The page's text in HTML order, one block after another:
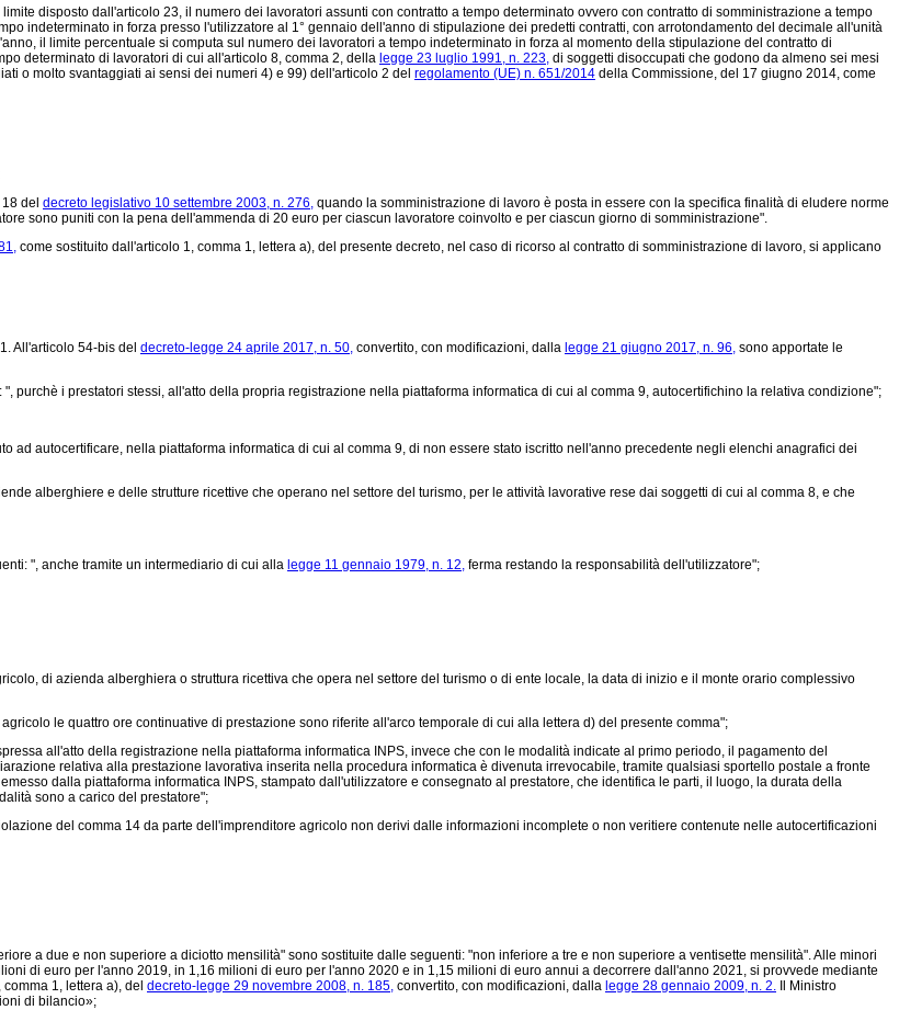
disposto dall'articolo 23, il numero dei lavoratori assunti con contratto a tempo determinato ovvero con contratto di somministrazione a tempo
indeterminato in forza presso l'utilizzatore al 1° gennaio dell'anno di stipulazione dei predetti contratti, con arrotondamento del decimale all'unità
il limite percentuale si computa sul numero dei lavoratori a tempo indeterminato in forza al momento della stipulazione del contratto di
determinato di lavoratori di cui all'articolo 8, comma 2, della legge 23 luglio 1991, n. 223, di soggetti disoccupati che godono da almeno sei mesi
o molto svantaggiati ai sensi dei numeri 4) e 99) dell'articolo 2 del regolamento (UE) n. 651/2014 della Commissione, del 17 giugno 2014, come
del decreto legislativo 10 settembre 2003, n. 276, quando la somministrazione di lavoro è posta in essere con la specifica finalità di eludere norme
sono puniti con la pena dell'ammenda di 20 euro per ciascun lavoratore coinvolto e per ciascun giorno di somministrazione".
come sostituito dall'articolo 1, comma 1, lettera a), del presente decreto, nel caso di ricorso al contratto di somministrazione di lavoro, si applicano
All'articolo 54-bis del decreto-legge 24 aprile 2017, n. 50, convertito, con modificazioni, dalla legge 21 giugno 2017, n. 96, sono apportate le
i prestatori stessi, all'atto della propria registrazione nella piattaforma informatica di cui al comma 9, autocertifichino la relativa condizione";
autocertificare, nella piattaforma informatica di cui al comma 9, di non essere stato iscritto nell'anno precedente negli elenchi anagrafici dei
alberghiere e delle strutture ricettive che operano nel settore del turismo, per le attività lavorative rese dai soggetti di cui al comma 8, e che
", anche tramite un intermediario di cui alla legge 11 gennaio 1979, n. 12, ferma restando la responsabilità dell'utilizzatore";
di azienda alberghiera o struttura ricettiva che opera nel settore del turismo o di ente locale, la data di inizio e il monte orario complessivo
le quattro ore continuative di prestazione sono riferite all'arco temporale di cui alla lettera d) del presente comma";
all'atto della registrazione nella piattaforma informatica INPS, invece che con le modalità indicate al primo periodo, il pagamento del
relativa alla prestazione lavorativa inserita nella procedura informatica è divenuta irrevocabile, tramite qualsiasi sportello postale a fronte
dalla piattaforma informatica INPS, stampato dall'utilizzatore e consegnato al prestatore, che identifica le parti, il luogo, la durata della
sono a carico del prestatore";
del comma 14 da parte dell'imprenditore agricolo non derivi dalle informazioni incomplete o non veritiere contenute nelle autocertificazioni
a due e non superiore a diciotto mensilità" sono sostituite dalle seguenti: "non inferiore a tre e non superiore a ventisette mensilità". Alle minori
di euro per l'anno 2019, in 1,16 milioni di euro per l'anno 2020 e in 1,15 milioni di euro annui a decorrere dall'anno 2021, si provvede mediante
1, lettera a), del decreto-legge 29 novembre 2008, n. 185, convertito, con modificazioni, dalla legge 28 gennaio 2009, n. 2. Il Ministro
di bilancio»;